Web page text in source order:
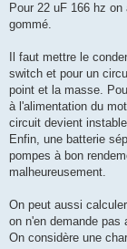
Pour 22 uF 166 hz
gommé.
Il faut mettre le
switch et pour un
point et la masse.
à l'alimentation du
circuit devient
Enfin, une batterie
pompes à bon
malheureusement.
On peut aussi
on n'en demande pas
On considère une